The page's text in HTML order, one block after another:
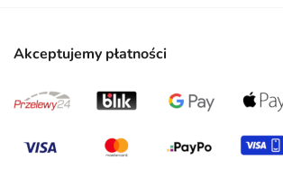
Akceptujemy płatności